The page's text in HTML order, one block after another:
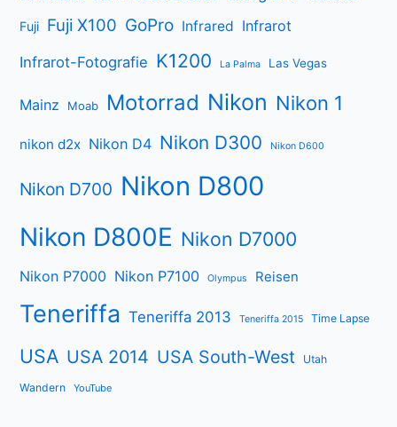
Fuji Fuji X100 GoPro Infrared Infrarot
Infrarot-Fotografie K1200 La Palma Las Vegas
Mainz Moab Motorrad Nikon Nikon 1
nikon d2x Nikon D4 Nikon D300 Nikon D600
Nikon D700 Nikon D800
Nikon D800E Nikon D7000
Nikon P7000 Nikon P7100 Olympus Reisen
Teneriffa Teneriffa 2013 Teneriffa 2015 Time Lapse
USA USA 2014 USA South-West Utah
Wandern YouTube